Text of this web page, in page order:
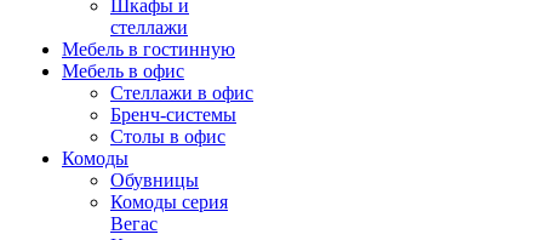
Шкафы и
стеллажи
Мебель в гостинную
Мебель в офис
Стеллажи в офис
Бренч-системы
Столы в офис
Комоды
Обувницы
Комоды серия
Вегас